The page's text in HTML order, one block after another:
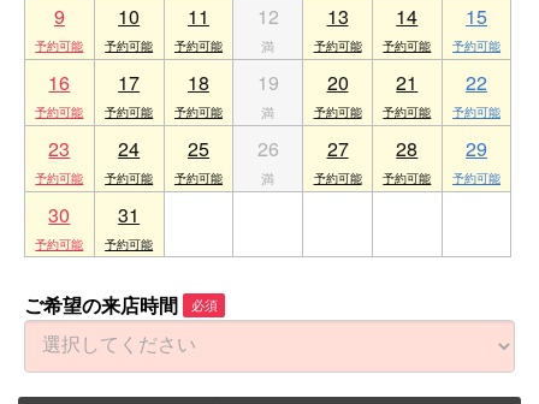
9 10 11 12 13 14 15
16 17 18 19 20 21 22
23 24 25 26 27 28 29
30 31
ご希望の来店時間 必須